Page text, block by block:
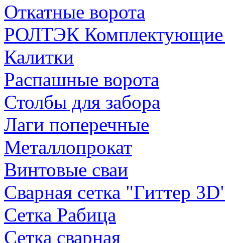
Откатные ворота
РОЛТЭК Комплектующие
Калитки
Распашные ворота
Столбы для забора
Лаги поперечные
Металлопрокат
Винтовые сваи
Сварная сетка "Гиттер
Сетка Рабица
Сетка сварная